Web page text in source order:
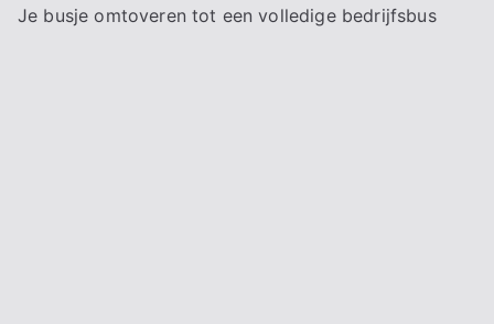
Je busje omtoveren tot een volledige bedrijfsbus